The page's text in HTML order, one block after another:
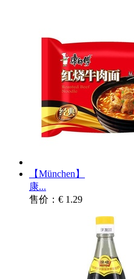
【München】
康...
售价：€ 1.29